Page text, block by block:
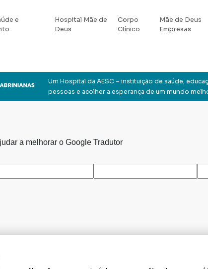
e
Hospital Mãe de
Deus
Corpo
Clínico
Mãe de Deus
Empresas
Um Hospital da AESC – instituição de saúde,
pessoas e acolher a esperança de um mundo
a melhorar o Google Tradutor